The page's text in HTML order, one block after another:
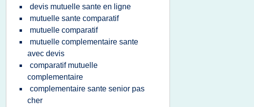
devis mutuelle sante en ligne
mutuelle sante comparatif
mutuelle comparatif
mutuelle complementaire sante
avec devis
comparatif mutuelle
complementaire
complementaire sante senior pas
cher